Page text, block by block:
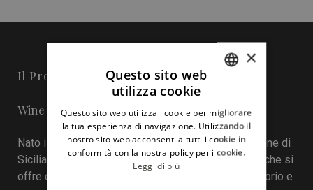
Il Progetto
Wine in Sicily - Online Magazine
Nato il 22 aprile 2016 durante la tredicesima edizione di
Sicilia en Primeur, Wineinsicily.com è un magazine che si
offre come sistema di interazione tra cantine, territorio e
ENGLISH
×
Questo sito web
utilizza cookie
Questo sito web utilizza i cookie per migliorare
la tua esperienza di navigazione. Utilizzando il
nostro sito web acconsenti a tutti i cookie in
conformità con la nostra policy per i cookie.
Leggi di più